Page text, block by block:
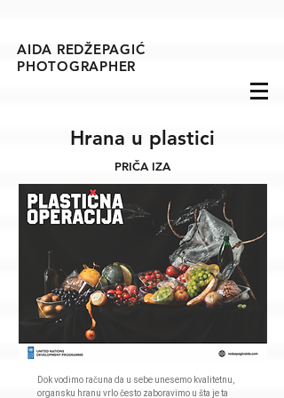
AIDA REDŽEPAGIĆ
PHOTOGRAPHER
Hrana u plastici
PRIČA IZA
Dok vodimo računa da u sebe unesemo kvalitetnu,
organsku hranu vrlo često zaboravimo u šta je ta